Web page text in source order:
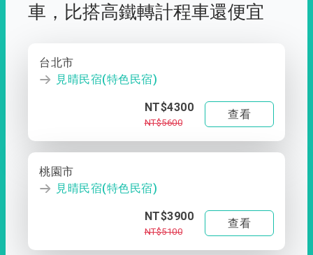
車， 比搭高鐵轉計程車還便宜
台北市
見晴民宿(特色民宿)
NT$4300
NT$5600
查看
桃園市
見晴民宿(特色民宿)
NT$3900
NT$5100
查看